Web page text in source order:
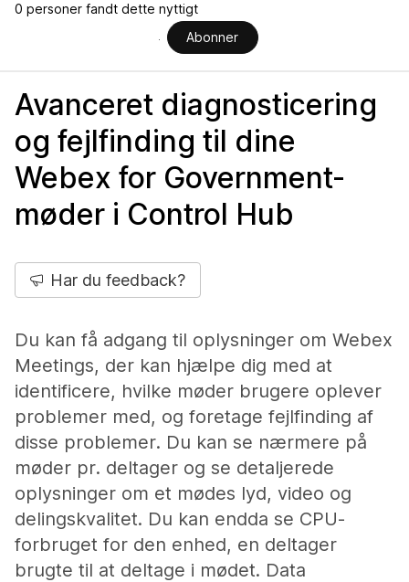
0 personer fandt dette nyttigt
Abonner
Avanceret diagnosticering
og fejlfinding til dine
Webex for Government-
møder i Control Hub
Har du feedback?
Du kan få adgang til oplysninger om Webex
Meetings, der kan hjælpe dig med at
identificere, hvilke møder brugere oplever
problemer med, og foretage fejlfinding af
disse problemer. Du kan se nærmere på
møder pr. deltager og se detaljerede
oplysninger om et mødes lyd, video og
delingskvalitet. Du kan endda se CPU-
forbruget for den enhed, en deltager
brugte til at deltage i mødet. Data